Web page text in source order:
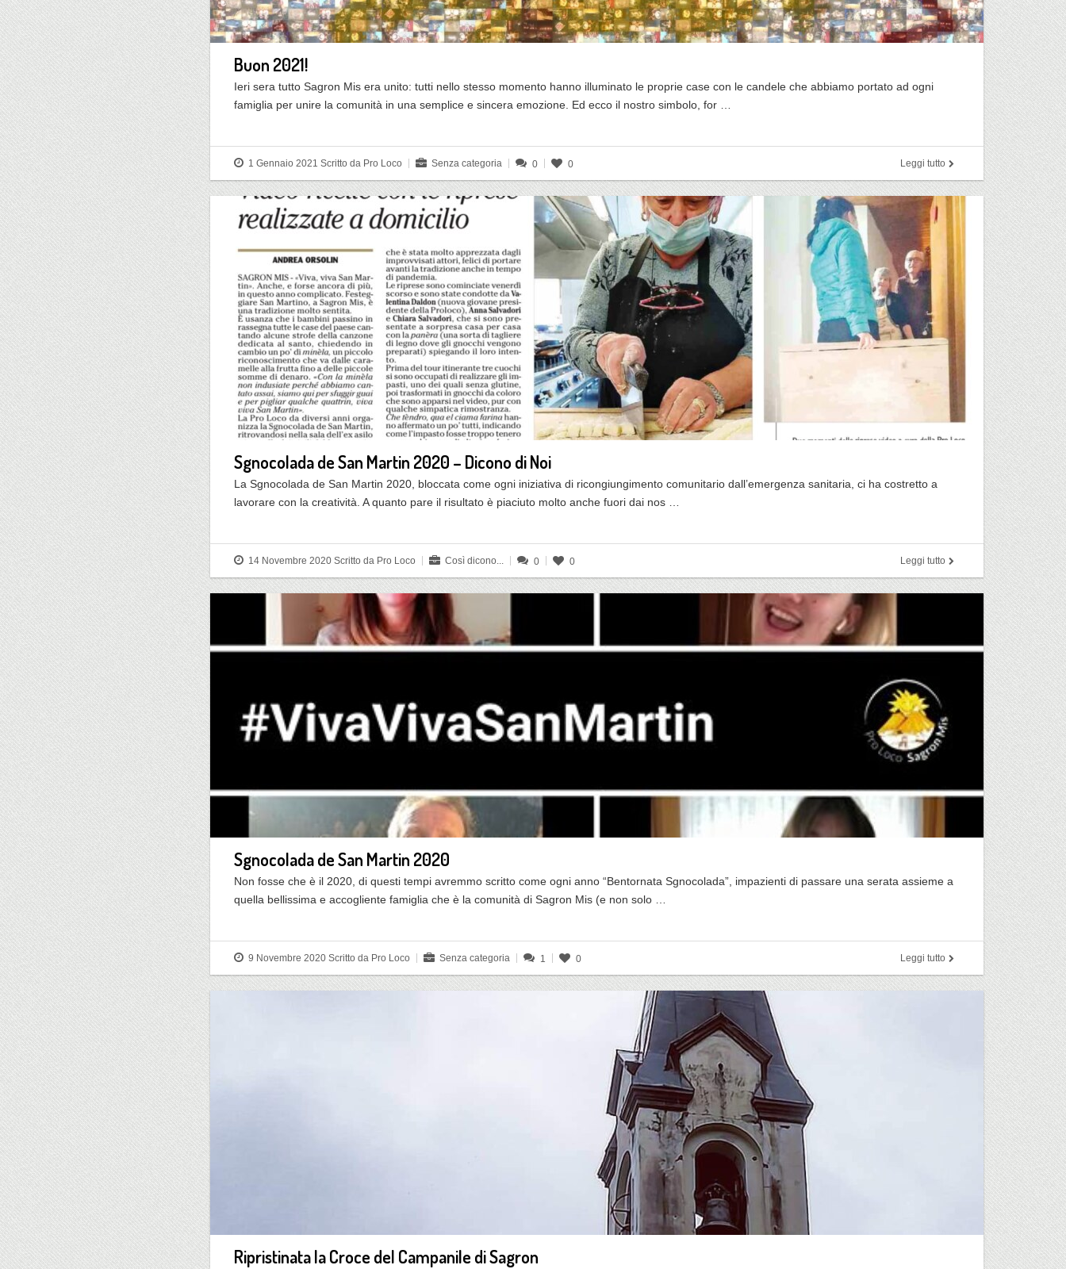
Buon 2021!
Ieri sera tutto Sagron Mis era unito: tutti nello stesso momento hanno illuminato le proprie case con le candele che abbiamo portato ad ogni
famiglia per unire la comunità in una semplice e sincera emozione. Ed ecco il nostro simbolo, for …
1 Gennaio 2021 Scritto da Pro Loco Senza categoria 0 0 Leggi tutto
Sgnocolada de San Martin 2020 – Dicono di Noi
La Sgnocolada de San Martin 2020, bloccata come ogni iniziativa di ricongiungimento comunitario dall’emergenza sanitaria, ci ha costretto a
lavorare con la creatività. A quanto pare il risultato è piaciuto molto anche fuori dai nos …
14 Novembre 2020 Scritto da Pro Loco Così dicono... 0 0 Leggi tutto
Sgnocolada de San Martin 2020
Non fosse che è il 2020, di questi tempi avremmo scritto come ogni anno “Bentornata Sgnocolada”, impazienti di passare una serata assieme a
quella bellissima e accogliente famiglia che è la comunità di Sagron Mis (e non solo …
9 Novembre 2020 Scritto da Pro Loco Senza categoria 1 0 Leggi tutto
Ripristinata la Croce del Campanile di Sagron